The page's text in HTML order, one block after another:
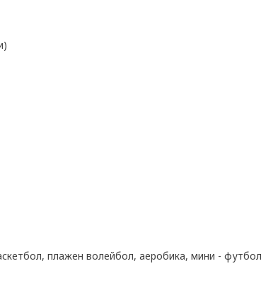
плажен волейбол, аеробика, мини -